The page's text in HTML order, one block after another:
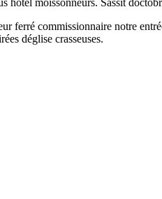
ferré commissionnaire notre
déglise crasseuses.